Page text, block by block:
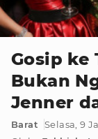
Gosip ke
Bukan
Jenner
Barat
Selasa, 9